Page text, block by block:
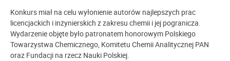
Konkurs miał na celu wyłonienie autorów najlepszych prac
licencjackich i inżynierskich z zakresu chemii i jej pogranicza.
Wydarzenie objęte było patronatem honorowym Polskiego
Towarzystwa Chemicznego, Komitetu Chemii Analitycznej PAN
oraz Fundacji na rzecz Nauki Polskiej.